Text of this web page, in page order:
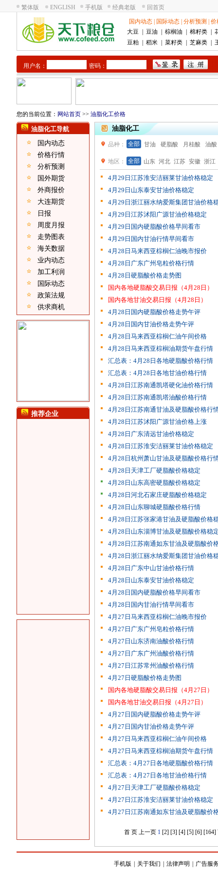
繁体版 ENGLISH 手机版 经典老版 回首页
国内动态 国际动态 分析预测
价
大豆
豆油 棕榈油 棉籽类
豆粕
稻米 菜籽类 芝麻类
用户名： 密码：
您的当前位置： 网站首页 >> 油脂化工价格
油脂化工导航
国内动态
价格行情
分析预测
国外期货
外商报价
大连期货
日报
周度月报
走势图表
海关数据
业内动态
加工利润
国际动态
政策法规
供求商机
推荐企业
油脂化工
品种： 全部 甘油 硬脂酸 月桂酸 油酸
地区： 全部 山东 河北 江苏 安徽 浙江
4月29日江苏淮安洁丽莱甘油价格稳定
4月29日山东泰安甘油价格稳定
4月29日浙江丽水纳爱斯集团甘油价格
4月29日江苏沭阳广源甘油价格稳定
4月29日国内硬脂酸价格早间看市
4月29日国内甘油行情早间看市
4月28日马来西亚棕榈仁油晚市报价
4月28日广东广州皂粒价格行情
4月28日硬脂酸价格走势图
国内各地硬脂酸交易日报（4月28日）
国内各地甘油交易日报（4月28日）
4月28日国内硬脂酸价格走势午评
4月28日国内甘油价格走势午评
4月28日马来西亚棕榈仁油午间价格
4月28日马来西亚棕榈油期货午盘行情
汇总表：4月28日各地硬脂酸价格行情
汇总表：4月28日各地甘油价格行情
4月28日江苏南通凯塔硬化油价格行情
4月28日江苏南通凯塔油酸价格行情
4月28日江苏南通甘油及硬脂酸价格行
4月28日江苏沭阳广源甘油价格上涨
4月28日广东清远甘油价格稳定
4月28日江苏淮安洁丽莱甘油价格稳定
4月28日杭州萧山甘油及硬脂酸价格行
4月28日天津工厂硬脂酸价格稳定
4月28日山东高密硬脂酸价格稳定
4月28日河北石家庄硬脂酸价格稳定
4月28日山东聊城硬脂酸价格行情
4月28日江苏张家港甘油及硬脂酸价格
4月28日山东淄博甘油及硬脂酸价格稳
4月28日江苏南通如东甘油及硬脂酸价
4月28日浙江丽水纳爱斯集团甘油价格
4月28日广东中山甘油价格行情
4月28日山东泰安甘油价格稳定
4月28日国内硬脂酸价格早间看市
4月28日国内甘油行情早间看市
4月27日马来西亚棕榈仁油晚市报价
4月27日广东广州皂粒价格行情
4月27日山东济南油酸价格行情
4月27日广东广州油酸价格行情
4月27日江苏常州油酸价格行情
4月27日硬脂酸价格走势图
国内各地硬脂酸交易日报（4月27日）
国内各地甘油交易日报（4月27日）
4月27日国内硬脂酸价格走势午评
4月27日国内甘油价格走势午评
4月27日马来西亚棕榈仁油午间价格
4月27日马来西亚棕榈油期货午盘行情
汇总表：4月27日各地硬脂酸价格行情
汇总表：4月27日各地甘油价格行情
4月27日天津工厂硬脂酸价格稳定
4月27日江苏淮安洁丽莱甘油价格稳定
4月27日江苏南通如东甘油及硬脂酸价
首 页 上一页 1 [2] [3] [4] [5] [6] [164]
手机版 关于我们 法律声明 广告服